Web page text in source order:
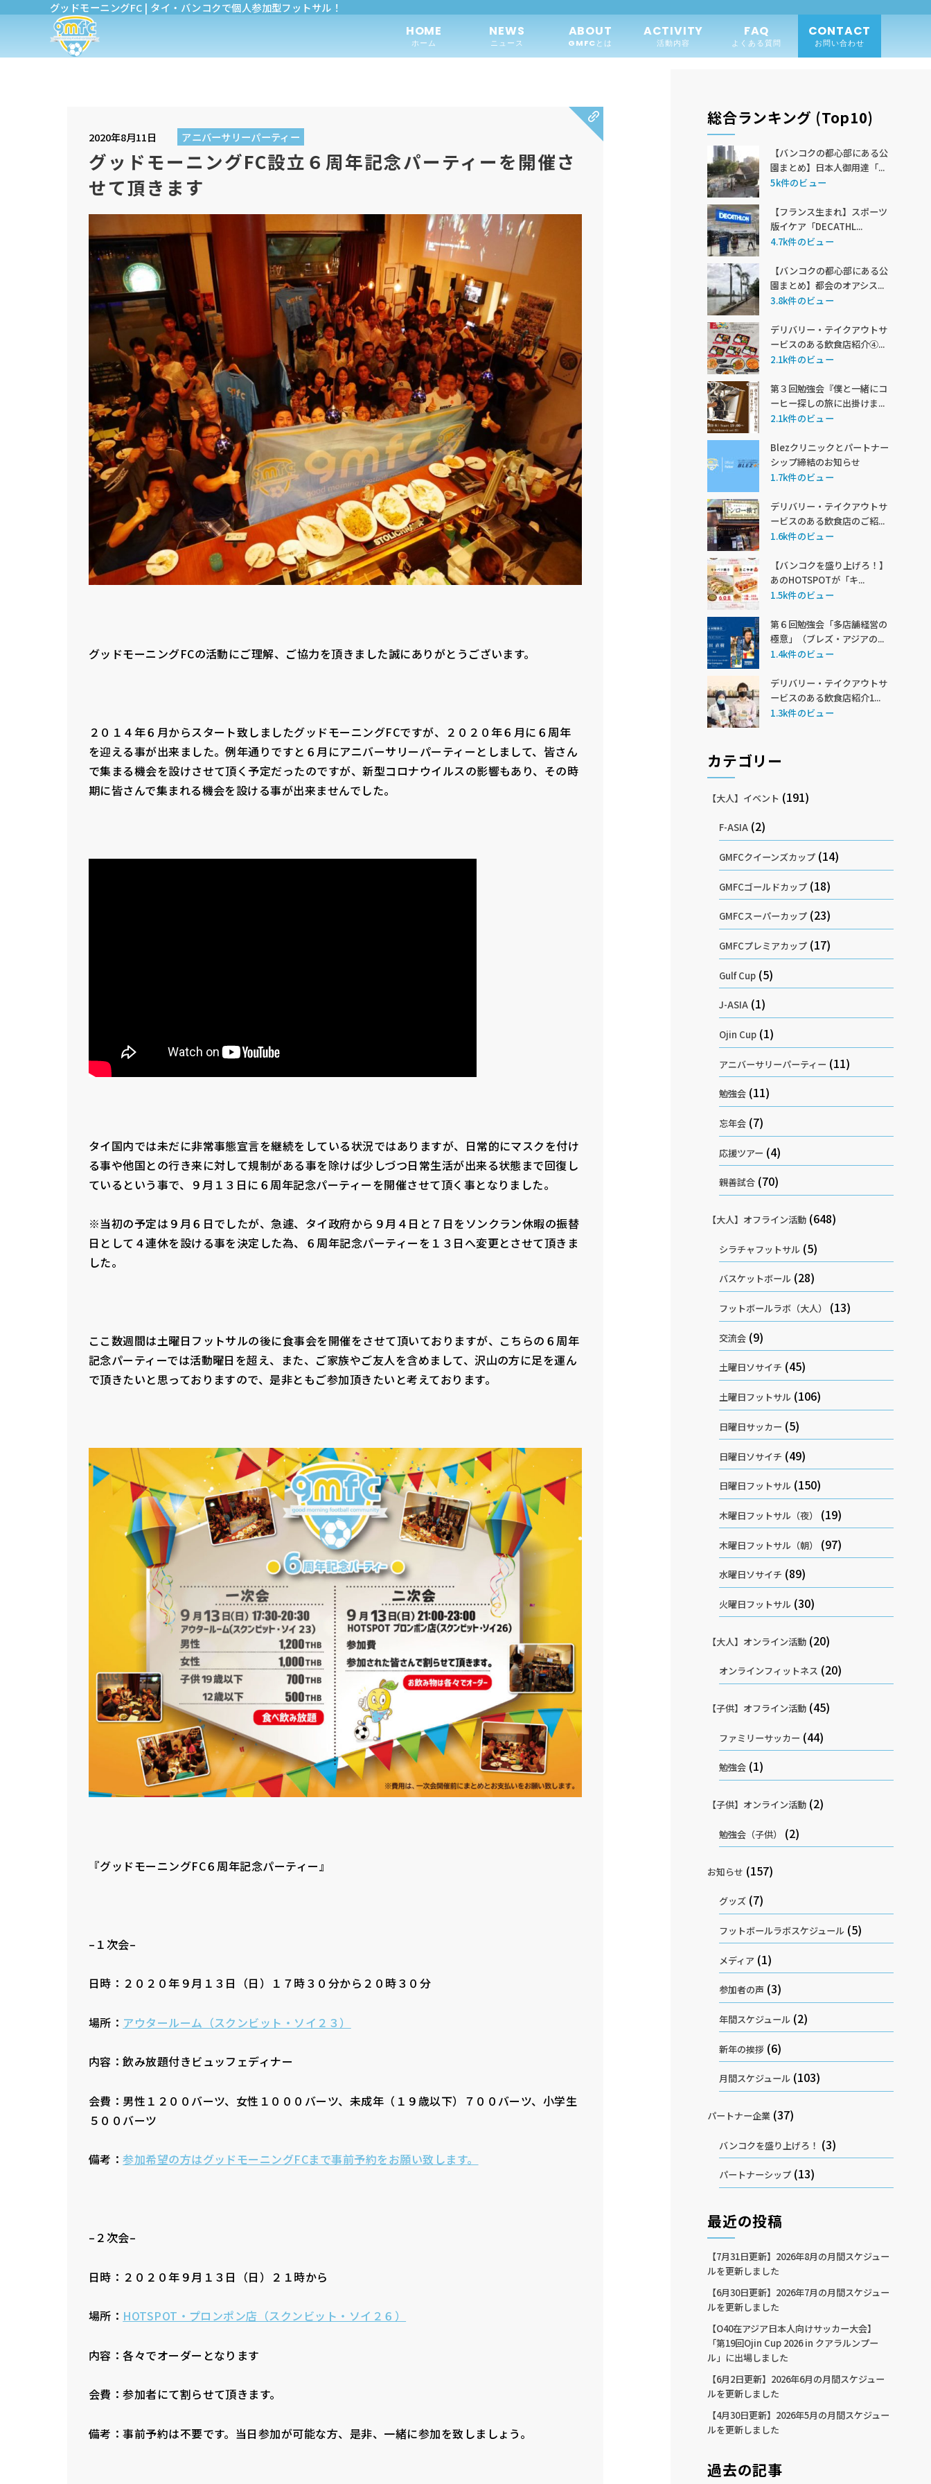
グッドモーニングFC | タイ・バンコクで個人参加型フットサル！
HOME
ホーム
NEWS
ニュース
ABOUT
GMFCとは
ACTIVITY
活動内容
FAQ
よくある質問
CONTACT
お問い合わせ
2020年8月11日 アニバーサリーパーティー
グッドモーニングFC設立６周年記念パーティーを開催さ
せて頂きます
グッドモーニングFCの活動にご理解、ご協力を頂きました誠にありがとうございます。
２０１４年６月からスタート致しましたグッドモーニングFCですが、２０２０年６月に６周年
を迎える事が出来ました。例年通りですと６月にアニバーサリーパーティーとしまして、皆さん
で集まる機会を設けさせて頂く予定だったのですが、新型コロナウイルスの影響もあり、その時
期に皆さんで集まれる機会を設ける事が出来ませんでした。
タイ国内では未だに非常事態宣言を継続をしている状況ではありますが、日常的にマスクを付け
る事や他国との行き来に対して規制がある事を除けば少しづつ日常生活が出来る状態まで回復し
ているという事で、９月１３日に６周年記念パーティーを開催させて頂く事となりました。
※当初の予定は９月６日でしたが、急遽、タイ政府から９月４日と７日をソンクラン休暇の振替
日として４連休を設ける事を決定した為、６周年記念パーティーを１３日へ変更とさせて頂きま
した。
ここ数週間は土曜日フットサルの後に食事会を開催をさせて頂いておりますが、こちらの６周年
記念パーティーでは活動曜日を超え、また、ご家族やご友人を含めまして、沢山の方に足を運ん
で頂きたいと思っておりますので、是非ともご参加頂きたいと考えております。
『グッドモーニングFC６周年記念パーティー』
–１次会–
日時：２０２０年９月１３日（日）１７時３０分から２０時３０分
場所： アウタールーム（スクンビット・ソイ２３）
内容：飲み放題付きビュッフェディナー
会費：男性１２００バーツ、女性１０００バーツ、未成年（１９歳以下）７００バーツ、小学生
５００バーツ
備考：参加希望の方はグッドモーニングFCまで事前予約をお願い致します。
–２次会–
日時：２０２０年９月１３日（日）２１時から
場所： HOTSPOT・プロンポン店（スクンビット・ソイ２６）
内容：各々でオーダーとなります
会費：参加者にて割らせて頂きます。
備考：事前予約は不要です。当日参加が可能な方、是非、一緒に参加を致しましょう。
総合ランキング (Top10)
【バンコクの都心部にある公
園まとめ】日本人御用達「...
5k件のビュー
【フランス生まれ】スポーツ
版イケア「DECATHL...
4.7k件のビュー
【バンコクの都心部にある公
園まとめ】都会のオアシス...
3.8k件のビュー
デリバリー・テイクアウトサ
ービスのある飲食店紹介④...
2.1k件のビュー
第３回勉強会『僕と一緒にコ
ーヒー探しの旅に出掛けま...
2.1k件のビュー
Blezクリニックとパートナー
シップ締結のお知らせ
1.7k件のビュー
デリバリー・テイクアウトサ
ービスのある飲食店のご紹...
1.6k件のビュー
【バンコクを盛り上げろ！】
あのHOTSPOTが「キ...
1.5k件のビュー
第６回勉強会「多店舗経営の
極意」（ブレズ・アジアの...
1.4k件のビュー
デリバリー・テイクアウトサ
ービスのある飲食店紹介1...
1.3k件のビュー
カテゴリー
【大人】イベント (191)
F-ASIA(2)
GMFCクイーンズカップ(14)
GMFCゴールドカップ(18)
GMFCスーパーカップ(23)
GMFCプレミアカップ(17)
Gulf Cup(5)
J-ASIA(1)
Ojin Cup(1)
アニバーサリーパーティー (11)
勉強会(11)
忘年会(7)
応援ツアー (4)
親善試合(70)
【大人】オフライン活動 (648)
シラチャフットサル(5)
バスケットボール(28)
フットボールラボ（大人） (13)
交流会(9)
土曜日ソサイチ (45)
土曜日フットサル(106)
日曜日サッカー (5)
日曜日ソサイチ (49)
日曜日フットサル(150)
木曜日フットサル（夜） (19)
木曜日フットサル（朝） (97)
水曜日ソサイチ (89)
火曜日フットサル(30)
【大人】オンライン活動 (20)
オンラインフィットネス (20)
【子供】オフライン活動 (45)
ファミリーサッカー (44)
勉強会(1)
【子供】オンライン活動 (2)
勉強会（子供） (2)
お知らせ (157)
グッズ(7)
フットボールラボスケジュール(5)
メディア (1)
参加者の声 (3)
年間スケジュール(2)
新年の挨拶 (6)
月間スケジュール(103)
パートナー企業 (37)
バンコクを盛り上げろ！ (3)
パートナーシップ(13)
最近の投稿
【7月31日更新】2026年8月の月間スケジュー
ルを更新しました
【6月30日更新】2026年7月の月間スケジュー
ルを更新しました
【O40在アジア日本人向けサッカー大会】
「第19回Ojin Cup 2026 in クアラルンプー
ル」に出場しました
【6月2日更新】2026年6月の月間スケジュー
ルを更新しました
【4月30日更新】2026年5月の月間スケジュー
ルを更新しました
過去の記事